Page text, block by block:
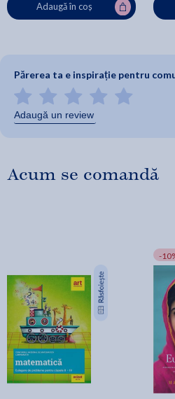
Adaugă în coș
Părerea ta e inspirație pentru
Adaugă un review
Acum se comandă
-